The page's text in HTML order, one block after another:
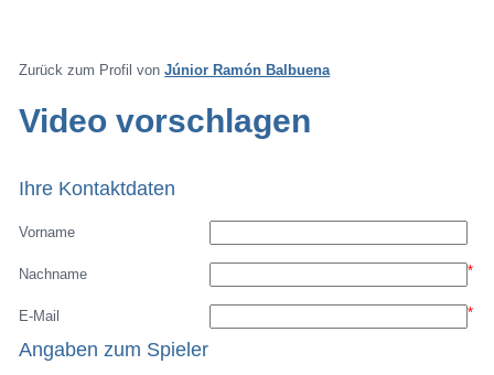
Zurück zum Profil vonJúnior Ramón Balbuena
Video vorschlagen
Ihre Kontaktdaten
Vorname
Nachname *
E-Mail *
Angaben zum Spieler